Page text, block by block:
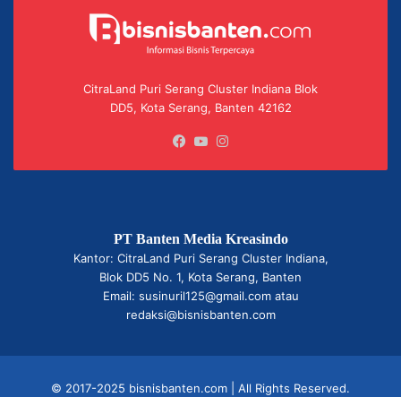
CitraLand Puri Serang Cluster Indiana Blok
DD5, Kota Serang, Banten 42162
Facebook
YouTube
PT Banten Media Kreasindo
Kantor: CitraLand Puri Serang Cluster Indiana,
Blok DD5 No. 1, Kota Serang, Banten
Email: susinuril125@gmail.com atau
redaksi@bisnisbanten.com
© 2017-2025 bisnisbanten.com | All Rights Reserved.